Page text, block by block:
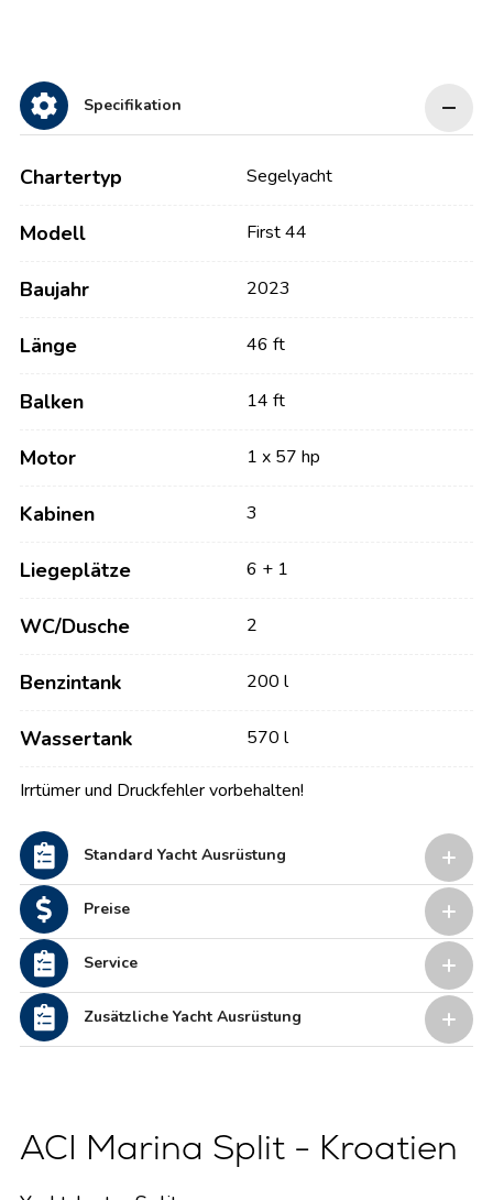
Specifikation
Chartertyp Segelyacht
Modell First 44
Baujahr 2023
Länge 46 ft
Balken 14 ft
Motor 1 x 57 hp
Kabinen 3
Liegeplätze 6 + 1
WC/Dusche 2
Benzintank 200 l
Wassertank 570 l
Irrtümer und Druckfehler vorbehalten!
Standard Yacht Ausrüstung
Preise
Service
Zusätzliche Yacht Ausrüstung
ACI Marina Split - Kroatien